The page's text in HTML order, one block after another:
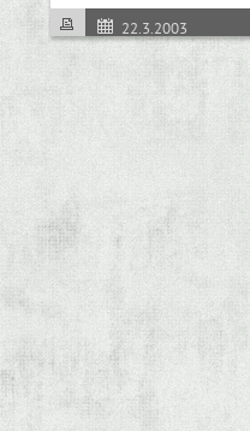
22.3.2003